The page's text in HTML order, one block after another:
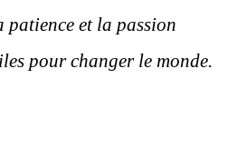
patience et la passion
pour changer le monde.